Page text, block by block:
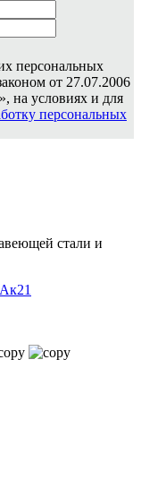
персональных
от 27.07.2006
на условиях и для
персональных
стали и